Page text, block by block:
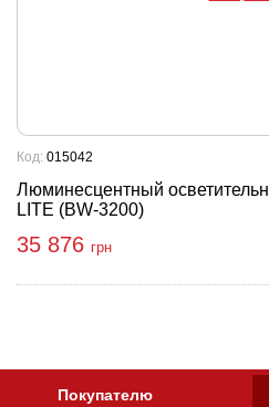
Люминесцентный
LITE (BW-3200)
Код: 015042
35 876 грн
Покупателю